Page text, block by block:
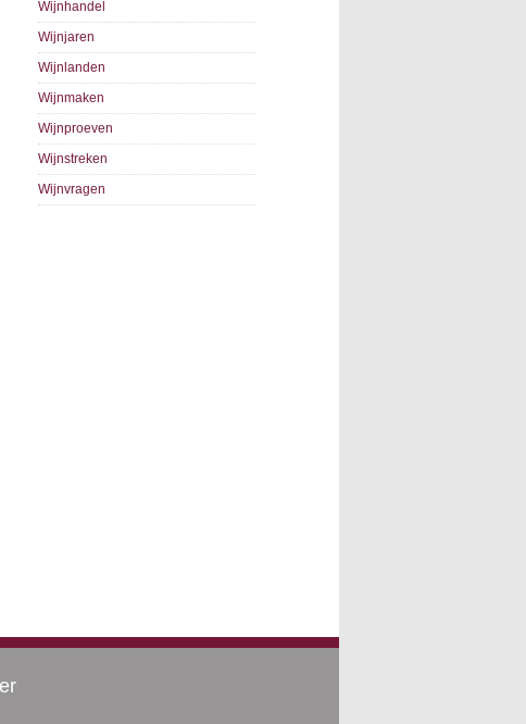
Wijnhandel
Wijnjaren
Wijnlanden
Wijnmaken
Wijnproeven
Wijnstreken
Wijnvragen